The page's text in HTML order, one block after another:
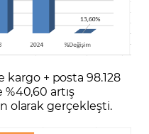
+ posta 98.128
artış
olarak gerçekleşti.